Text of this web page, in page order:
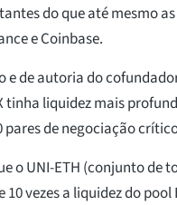
do que até mesmo
e Coinbase.
e de autoria do
tinha liquidez mais
pares de negociação
o UNI-ETH (conjunto de
vezes a liquidez do pool